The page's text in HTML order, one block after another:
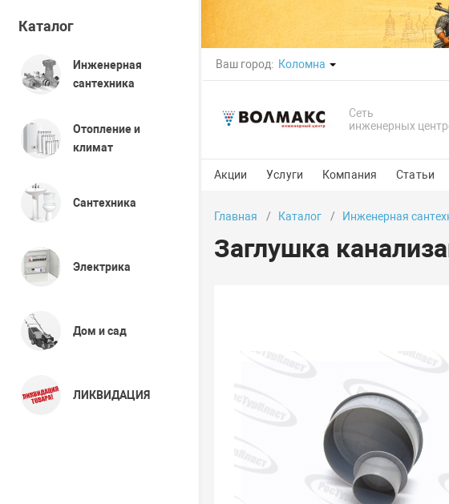
Ваш город: Коломна
Сеть
инженерных
Акции Услуги Компания Статьи
Каталог
Инженерная
сантехника
Отопление и
климат
Сантехника
Электрика
Дом и сад
ЛИКВИДАЦИЯ
Главная Каталог Инженерная
Заглушка